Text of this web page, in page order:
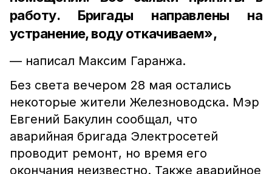
работу. Бригады направлены на
устранение, воду откачиваем»,
— написал Максим Гаранжа.
Без света вечером 28 мая остались
некоторые жители Железноводска. Мэр
Евгений Бакулин сообщал, что
аварийная бригада Электросетей
проводит ремонт, но время его
окончания неизвестно. Также аварийное